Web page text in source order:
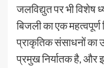
जलविद्युत पर भी विशेष
बिजली का एक
प्राकृतिक संसाधनों का
प्रमुख निर्यातक है, और